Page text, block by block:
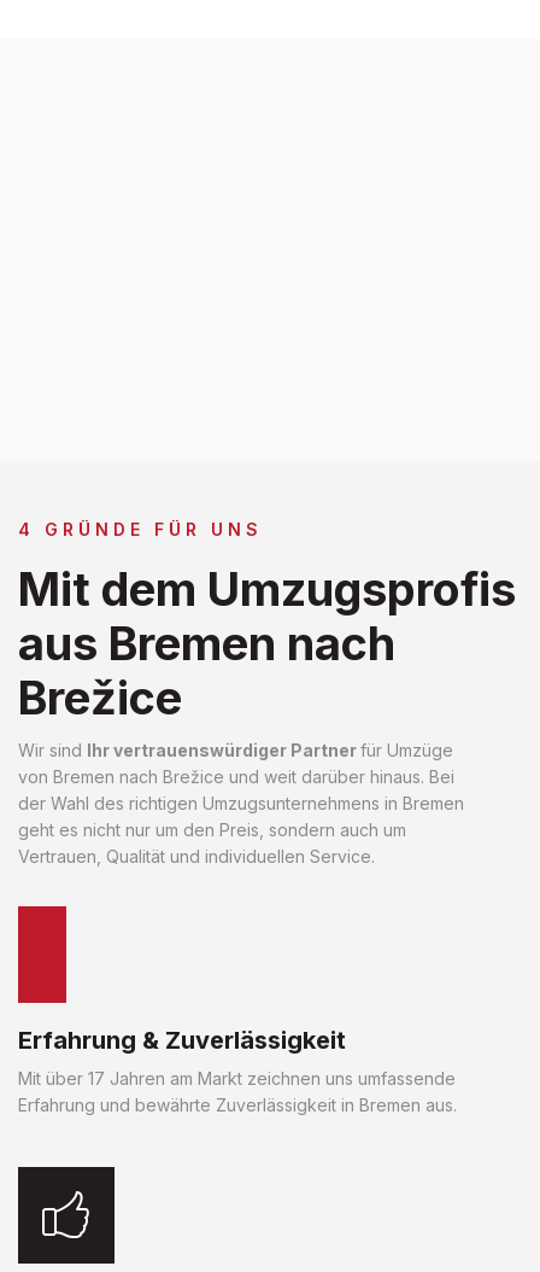
4 GRÜNDE FÜR UNS
Mit dem Umzugsprofis
aus Bremen nach
Brežice
Wir sind Ihr vertrauenswürdiger Partnerfür Umzüge
von Bremen nach Brežice und weit darüber hinaus. Bei
der Wahl des richtigen Umzugsunternehmens in Bremen
geht es nicht nur um den Preis, sondern auch um
Vertrauen, Qualität und individuellen Service.
Erfahrung & Zuverlässigkeit
Mit über 17 Jahren am Markt zeichnen uns umfassende
Erfahrung und bewährte Zuverlässigkeit in Bremen aus.